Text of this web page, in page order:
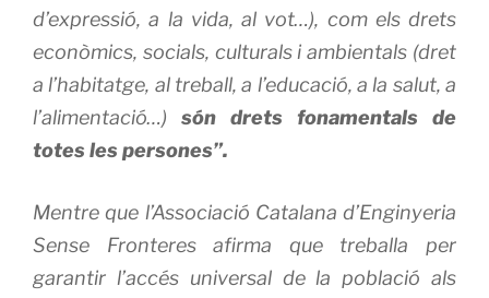
d’expressió, a la vida, al vot…), com els drets
econòmics, socials, culturals i ambientals (dret
a l’habitatge, al treball, a l’educació, a la salut, a
l’alimentació…) són drets fonamentals de
totes les persones”.
Mentre que l’Associació Catalana d’Enginyeria
Sense Fronteres afirma que treballa per
garantir l’accés universal de la població als